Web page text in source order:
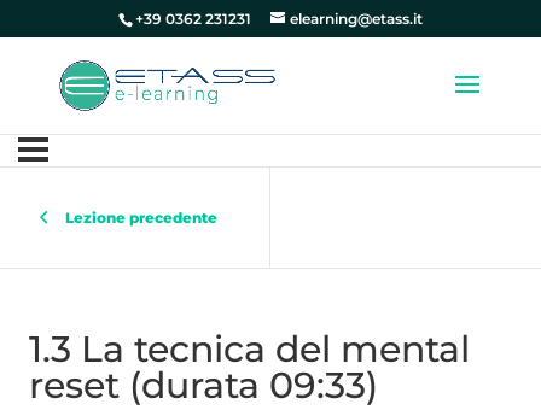
+39 0362 231231 elearning@etass.it
Lezione precedente
1.3 La tecnica del mental
reset (durata 09:33)